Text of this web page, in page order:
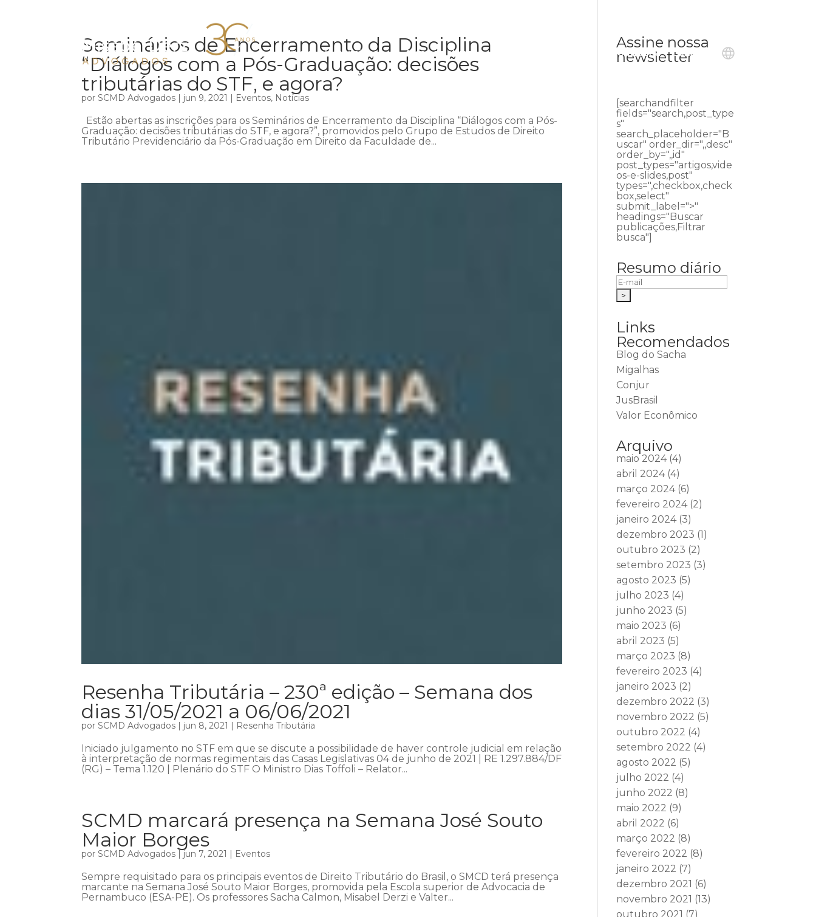
Início Institucional Áreas de atuação Ouvidoria Contato
Seminários de Encerramento da Disciplina
“Diálogos com a Pós-Graduação: decisões
tributárias do STF, e agora?
porSCMD Advogados | jun 9, 2021 | Eventos, Notícias
Estão abertas as inscrições para os Seminários de Encerramento da Disciplina “Diálogos com a Pós-
Graduação: decisões tributárias do STF, e agora?”, promovidos pelo Grupo de Estudos de Direito
Tributário Previdenciário da Pós-Graduação em Direito da Faculdade de...
Resenha Tributária – 230ª edição – Semana dos
dias 31/05/2021 a 06/06/2021
porSCMD Advogados | jun 8, 2021 | Resenha Tributária
Iniciado julgamento no STF em que se discute a possibilidade de haver controle judicial em relação
à interpretação de normas regimentais das Casas Legislativas 04 de junho de 2021 | RE 1.297.884/DF
(RG) – Tema 1.120 | Plenário do STF O Ministro Dias Toffoli – Relator...
SCMD marcará presença na Semana José Souto
Maior Borges
porSCMD Advogados |jun 7, 2021 | Eventos
Sempre requisitado para os principais eventos de Direito Tributário do Brasil, o SMCD terá presença
marcante na Semana José Souto Maior Borges, promovida pela Escola superior de Advocacia de
Pernambuco (ESA-PE). Os professores Sacha Calmon, Misabel Derzi e Valter...
Assine nossa
newsletter
[searchandfilter
fields="search,post_type
s"
search_placeholder="B
uscar" order_dir=",,desc"
order_by=",,id"
post_types="artigos,vide
os-e-slides,post"
types=",checkbox,check
box,select"
submit_label=">"
headings="Buscar
publicações,Filtrar
busca"]
Resumo diário
Links
Recomendados
Blog do Sacha
Migalhas
Conjur
JusBrasil
Valor Econômico
Arquivo
maio 2024(4)
abril 2024(4)
março 2024(6)
fevereiro 2024(2)
janeiro 2024(3)
dezembro 2023 (1)
outubro 2023 (2)
setembro 2023 (3)
agosto 2023 (5)
julho 2023 (4)
junho 2023 (5)
maio 2023 (6)
abril 2023 (5)
março 2023 (8)
fevereiro 2023 (4)
janeiro 2023 (2)
dezembro 2022 (3)
novembro 2022 (5)
outubro 2022 (4)
setembro 2022 (4)
agosto 2022 (5)
julho 2022 (4)
junho 2022 (8)
maio 2022 (9)
abril 2022 (6)
março 2022 (8)
fevereiro 2022 (8)
janeiro 2022 (7)
dezembro 2021 (6)
novembro 2021 (13)
outubro 2021 (7)